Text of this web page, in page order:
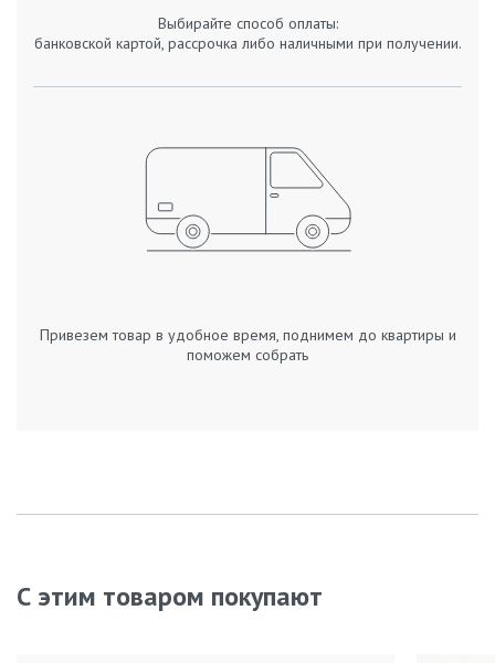
Выбирайте способ оплаты:
банковской картой, рассрочка либо наличными при получении.
Привезем товар в удобное время, поднимем до квартиры и
поможем собрать
С этим товаром покупают